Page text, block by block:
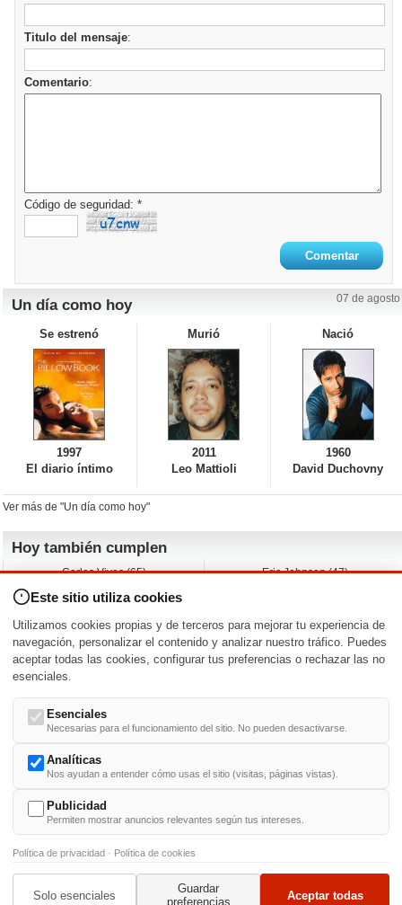
Titulo del mensaje:
Comentario:
Código de seguridad: *
Un día como hoy 07 de agosto
Se estrenó
1997
El diario íntimo
Murió
2011
Leo Mattioli
Nació
1960
David Duchovny
Ver más de "Un día como hoy"
Hoy también cumplen
Carlos Vives (65)
Nicholas Ray (-)
Charlize Theron (51)
Maggie Wheeler (65)
Eric Johnson (47)
Wayne Knight (71)
Michael Shannon (52)
Nacimientos y estrenos en la fecha
DD/MM /
-U- V- W- X - -
© 1999-2014. Todos los derechos reservados.Condiciones de uso
Este sitio utiliza cookies
Utilizamos cookies propias y de terceros para mejorar tu experiencia de
navegación, personalizar el contenido y analizar nuestro tráfico. Puedes
aceptar todas las cookies, configurar tus preferencias o rechazar las no
esenciales.
Esenciales
Necesarias para el funcionamiento del sitio. No pueden desactivarse.
Analíticas
Nos ayudan a entender cómo usas el sitio (visitas, páginas vistas).
Publicidad
Permiten mostrar anuncios relevantes según tus intereses.
Política de privacidad · Política de cookies
Solo esenciales
Guardar
preferencias
Aceptar todas